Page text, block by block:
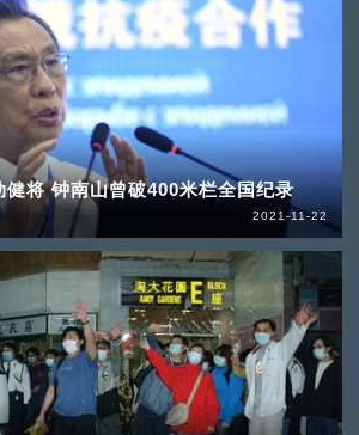
健将 钟南山曾破400米栏全国纪录
2021-11-22